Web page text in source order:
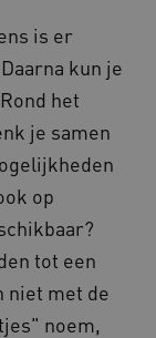
is er
kun je
het
je samen
op
tot een
niet met de
noem,
Inc.